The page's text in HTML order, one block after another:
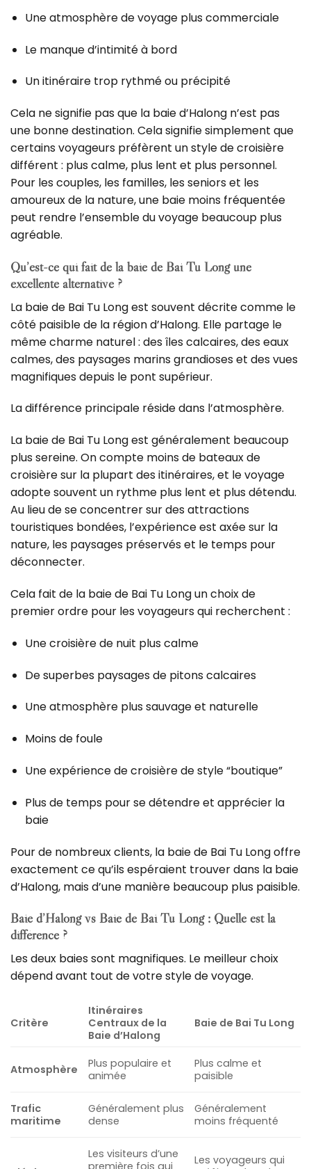
Une atmosphère de voyage plus commerciale
Le manque d’intimité à bord
Un itinéraire trop rythmé ou précipité
Cela ne signifie pas que la baie d’Halong n’est pas
une bonne destination. Cela signifie simplement que
certains voyageurs préfèrent un style de croisière
différent : plus calme, plus lent et plus personnel.
Pour les couples, les familles, les seniors et les
amoureux de la nature, une baie moins fréquentée
peut rendre l’ensemble du voyage beaucoup plus
agréable.
Qu’est-ce qui fait de la baie de Bai Tu Long une
excellente alternative ?
La baie de Bai Tu Long est souvent décrite comme le
côté paisible de la région d’Halong. Elle partage le
même charme naturel : des îles calcaires, des eaux
calmes, des paysages marins grandioses et des vues
magnifiques depuis le pont supérieur.
La différence principale réside dans l’atmosphère.
La baie de Bai Tu Long est généralement beaucoup
plus sereine. On compte moins de bateaux de
croisière sur la plupart des itinéraires, et le voyage
adopte souvent un rythme plus lent et plus détendu.
Au lieu de se concentrer sur des attractions
touristiques bondées, l’expérience est axée sur la
nature, les paysages préservés et le temps pour
déconnecter.
Cela fait de la baie de Bai Tu Long un choix de
premier ordre pour les voyageurs qui recherchent :
Une croisière de nuit plus calme
De superbes paysages de pitons calcaires
Une atmosphère plus sauvage et naturelle
Moins de foule
Une expérience de croisière de style “boutique”
Plus de temps pour se détendre et apprécier la
baie
Pour de nombreux clients, la baie de Bai Tu Long offre
exactement ce qu’ils espéraient trouver dans la baie
d’Halong, mais d’une manière beaucoup plus paisible.
Baie d’Halong vs Baie de Bai Tu Long : Quelle est la
différence ?
Les deux baies sont magnifiques. Le meilleur choix
dépend avant tout de votre style de voyage.
Critère
Itinéraires
Centraux de la
Baie d’Halong
Baie de Bai Tu Long
Atmosphère
Plus populaire et
animée
Plus calme et
paisible
Trafic
maritime
Généralement plus
dense
Généralement
moins fréquenté
Les visiteurs d’une
première fois qui
Les voyageurs qui